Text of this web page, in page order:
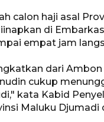
calon haji asal
di
empat jam
dari
cukup
kata Kabid
Maluku Djumadi